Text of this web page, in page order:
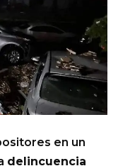
en un
delincuencia